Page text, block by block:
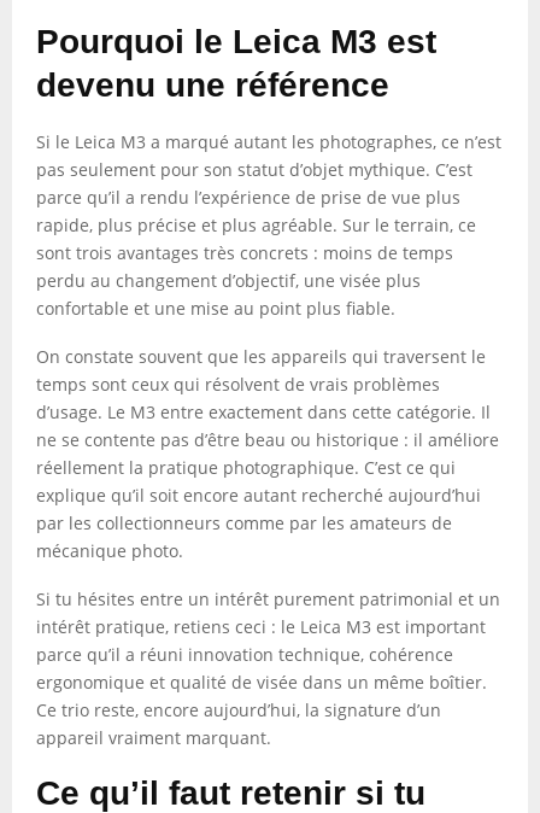
Pourquoi le Leica M3 est
devenu une référence
Si le Leica M3 a marqué autant les photographes, ce n’est
pas seulement pour son statut d’objet mythique. C’est
parce qu’il a rendu l’expérience de prise de vue plus
rapide, plus précise et plus agréable. Sur le terrain, ce
sont trois avantages très concrets : moins de temps
perdu au changement d’objectif, une visée plus
confortable et une mise au point plus fiable.
On constate souvent que les appareils qui traversent le
temps sont ceux qui résolvent de vrais problèmes
d’usage. Le M3 entre exactement dans cette catégorie. Il
ne se contente pas d’être beau ou historique : il améliore
réellement la pratique photographique. C’est ce qui
explique qu’il soit encore autant recherché aujourd’hui
par les collectionneurs comme par les amateurs de
mécanique photo.
Si tu hésites entre un intérêt purement patrimonial et un
intérêt pratique, retiens ceci : le Leica M3 est important
parce qu’il a réuni innovation technique, cohérence
ergonomique et qualité de visée dans un même boîtier.
Ce trio reste, encore aujourd’hui, la signature d’un
appareil vraiment marquant.
Ce qu’il faut retenir si tu